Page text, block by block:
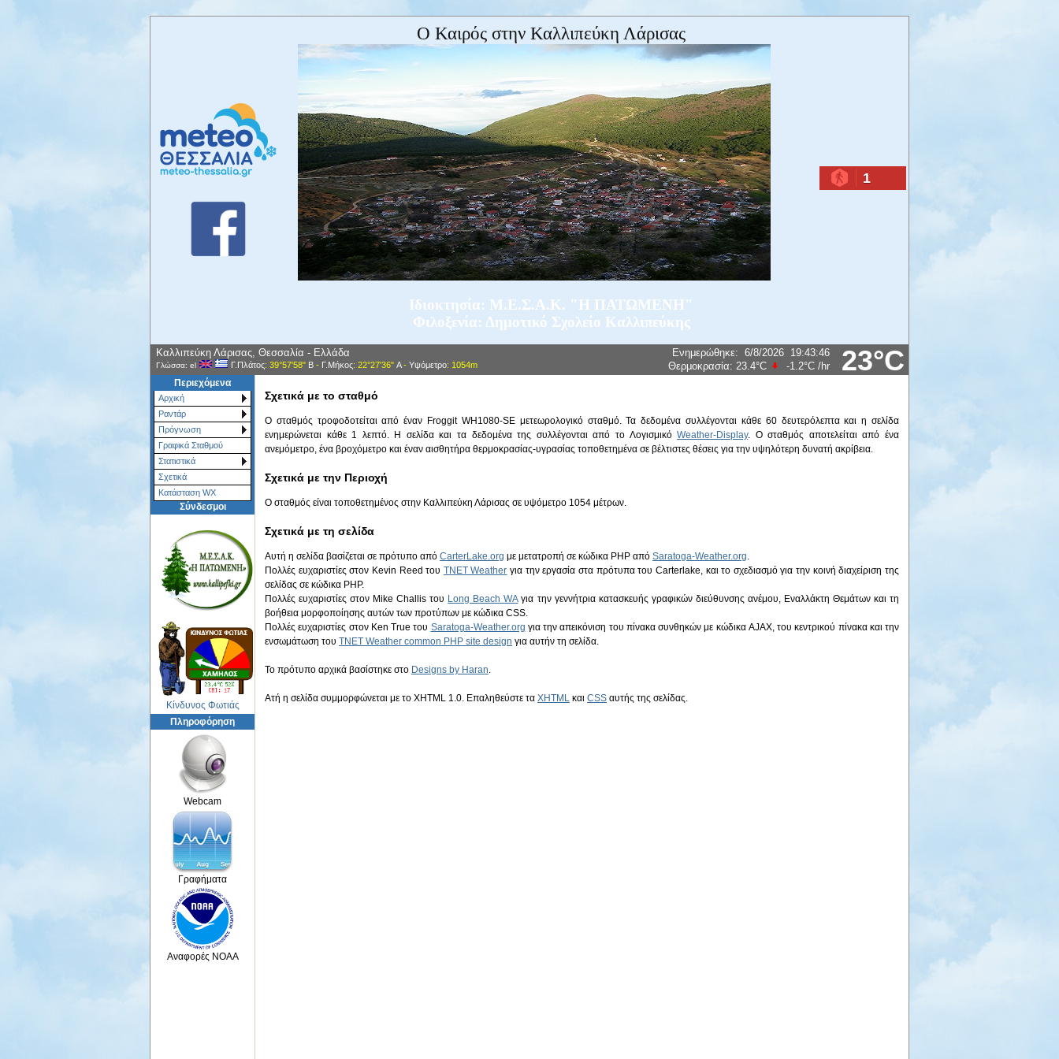
Ο Καιρός στην Καλλιπεύκη Λάρισας
Ιδιοκτησία: Μ.Ε.Σ.Α.Κ. "Η ΠΑΤΩΜΕΝΗ"
Φιλοξενία: Δημοτικό Σχολείο Καλλιπεύκης
1
23°C
Καλλιπεύκη Λάρισας, Θεσσαλία - Ελλάδα
Γλώσσα: el Γ.Πλάτος: 39°57'58" Β- Γ.Μήκος: 22°27'36" Α- Υψόμετρο: 1054m
Ενημερώθηκε: 6/8/2026 19:43:46
Θερμοκρασία: 23.4°C -1.2°C /hr
Περιεχόμενα
Αρχική
Ραντάρ
Πρόγνωση
Γραφικά Σταθμού
Στατιστικά
Σχετικά
Κατάσταση WX
Σύνδεσμοι
Κίνδυνος Φωτιάς
Πληροφόρηση
Webcam
Γραφήματα
Αναφορές NOAA
Σχετικά με το σταθμό
Ο σταθμός τροφοδοτείται από έναν Froggit WH1080-SE μετεωρολογικό σταθμό. Τα δεδομένα συλλέγονται κάθε 60 δευτερόλεπτα και η σελίδα
ενημερώνεται κάθε 1 λεπτό. Η σελίδα και τα δεδομένα της συλλέγονται από το ΛογισμικόWeather-Display. Ο σταθμός αποτελείται από ένα
ανεμόμετρο, ένα βροχόμετρο και έναν αισθητήρα θερμοκρασίας-υγρασίας τοποθετημένα σε βέλτιστες θέσεις για την υψηλότερη δυνατή ακρίβεια.
Σχετικά με την Περιοχή
Ο σταθμός είναι τοποθετημένος στην Καλλιπεύκη Λάρισας σε υψόμετρο 1054 μέτρων.
Σχετικά με τη σελίδα
Αυτή η σελίδα βασίζεται σε πρότυπο από CarterLake.org με μετατροπή σε κώδικα PHP από Saratoga-Weather.org.
Πολλές ευχαριστίες στον Kevin Reed του TNET Weather για την εργασία στα πρότυπα του Carterlake, και το σχεδιασμό για την κοινή διαχείριση της
σελίδας σε κώδικα PHP.
Πολλές ευχαριστίες στον Mike Challis του Long Beach WAγια την γεννήτρια κατασκευής γραφικών διεύθυνσης ανέμου, Εναλλάκτη Θεμάτων και τη
βοήθεια μορφοποίησης αυτών των προτύπων με κώδικα CSS.
Πολλές ευχαριστίες στον Ken True του Saratoga-Weather.org για την απεικόνιση του πίνακα συνθηκών με κώδικα AJAX, του κεντρικού πίνακα και την
ενσωμάτωση του TNET Weather common PHP site design για αυτήν τη σελίδα.
Το πρότυπο αρχικά βασίστηκε στο Designs by Haran.
Ατή η σελίδα συμμορφώνεται με το XHTML 1.0. Επαληθεύστε τα XHTML και CSS αυτής της σελίδας.